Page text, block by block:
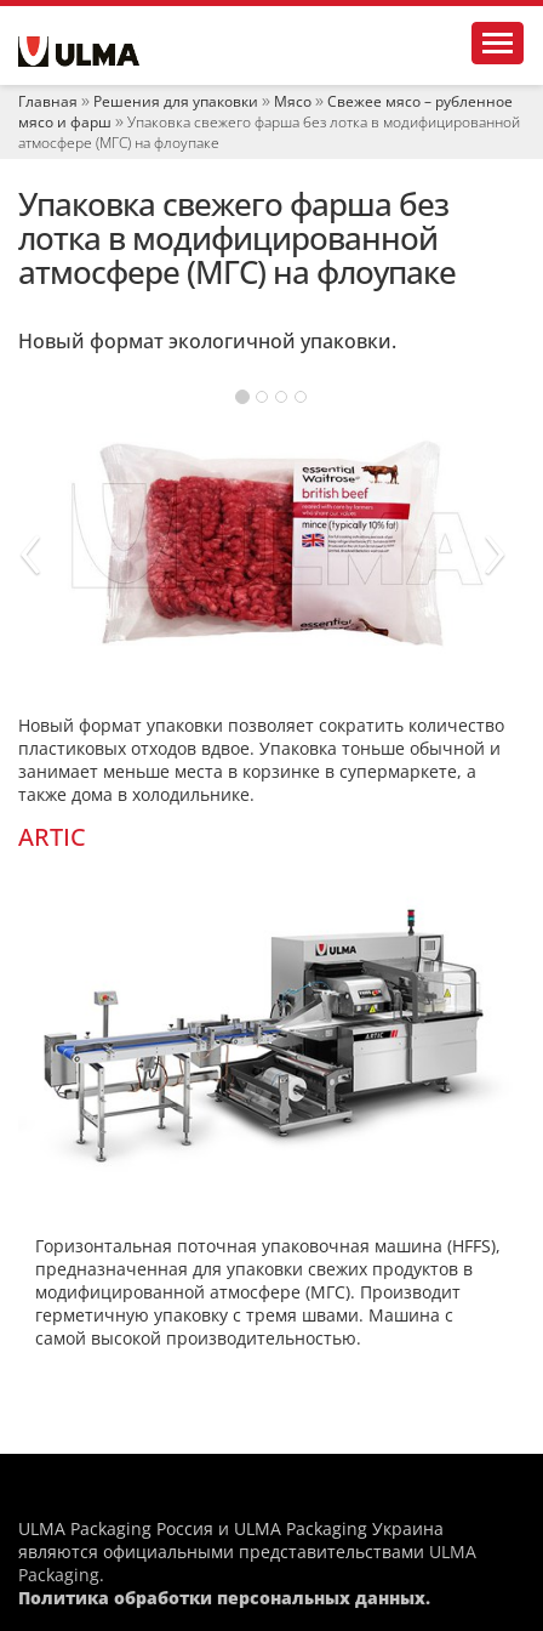
и Главная Решения для упаковки Мясо
Свежее мясо – рубленное
мясо и фарш
Упаковка свежего фарша без лотка в модифицированной
атмосфере (МГС) на флоупаке
Упаковка свежего фарша без
лотка в модифицированной
атмосфере (МГС) на флоупаке
Новый формат экологичной упаковки.
‹ ›
Новый формат упаковки позволяет сократить количество
пластиковых отходов вдвое. Упаковка тоньше обычной и
занимает меньше места в корзинке в супермаркете, а
также дома в холодильнике.
ARTIC
Горизонтальная поточная упаковочная машина (HFFS),
предназначенная для упаковки свежих продуктов в
модифицированной атмосфере (МГС). Производит
герметичную упаковку с тремя швами. Машина с
самой высокой производительностью.
ULMA Packaging Россия и ULMA Packaging Украина
являются официальными представительствами ULMA
Packaging.
Политика обработки персональных данных.